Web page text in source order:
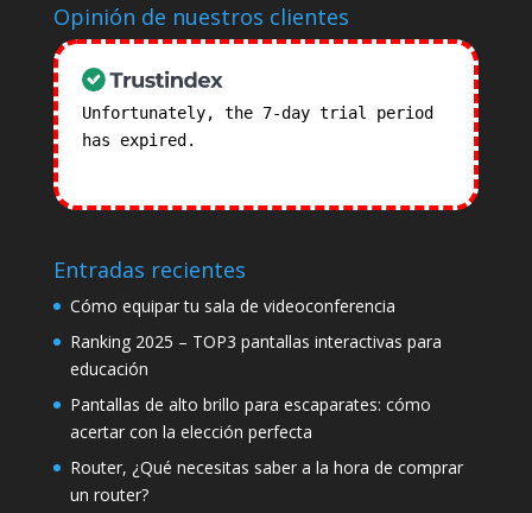
Opinión de nuestros clientes
Unfortunately, the 7-day trial period
has expired.
Entradas recientes
Cómo equipar tu sala de videoconferencia
Ranking 2025 – TOP3 pantallas interactivas para
educación
Pantallas de alto brillo para escaparates: cómo
acertar con la elección perfecta
Router, ¿Qué necesitas saber a la hora de comprar
un router?